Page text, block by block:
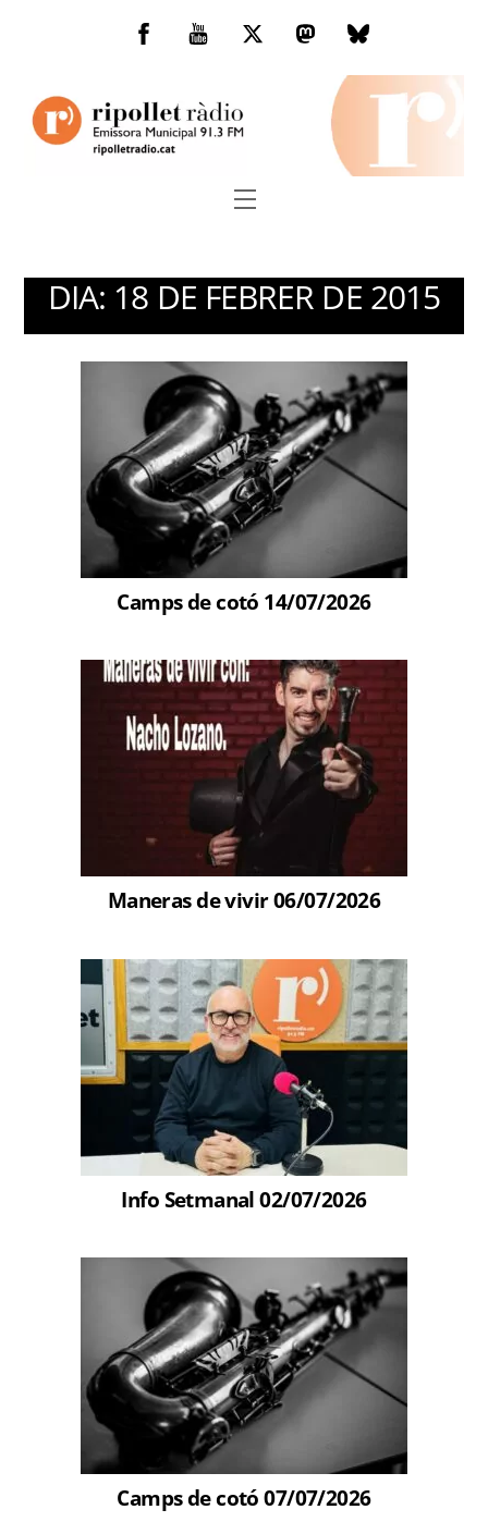
Facebook
You
TwitterMastodonBluesky
Menu
DIA: 18 DE FEBRER DE 2015
Camps de cotó 14/07/2026
Maneras de vivir 06/07/2026
Info Setmanal 02/07/2026
Camps de cotó 07/07/2026